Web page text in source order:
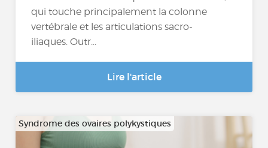
qui touche principalement la colonne
vertébrale et les articulations sacro-
iliaques. Outr...
Lire l'article
Syndrome des ovaires polykystiques